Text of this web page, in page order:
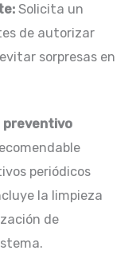
Solicita un
de autorizar
sorpresas en
preventivo
periódicos
la limpieza
de